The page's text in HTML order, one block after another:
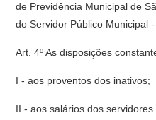
de Previdência Municipal de
do Servidor Público Municipal -
Art. 4º As disposições
I - aos proventos dos inativos;
II - aos salários dos